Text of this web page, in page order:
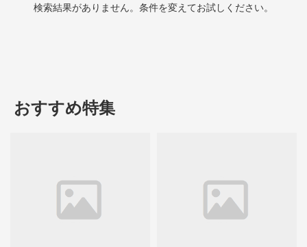
検索結果がありません。条件を変えてお試しください。
おすすめ特集